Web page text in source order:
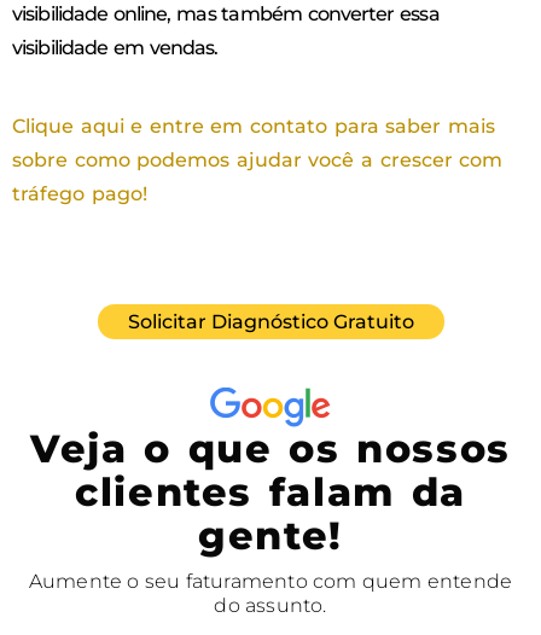
visibilidade online, mas também converter essa
visibilidade em vendas.
Clique aqui e entre em contato para saber mais
sobre como podemos ajudar você a crescer com
tráfego pago!
Solicitar Diagnóstico Gratuito
Veja o que os nossos
clientes falam da
gente!
Aumente o seu faturamento com quem entende
do assunto.